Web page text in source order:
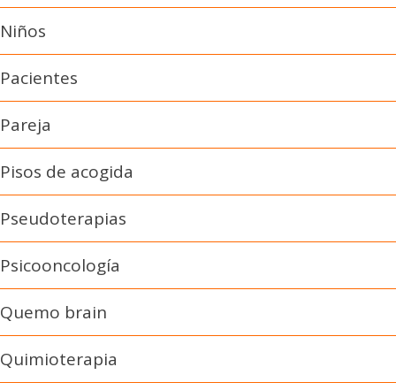
Niños
Pacientes
Pareja
Pisos de acogida
Pseudoterapias
Psicooncología
Quemo brain
Quimioterapia